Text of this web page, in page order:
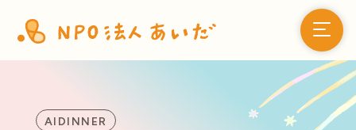
AIDINNER